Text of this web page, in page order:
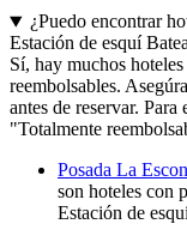
¿Puedo encontrar
Estación de esquí
Sí, hay muchos
reembolsables.
antes de reservar.
"Totalmente
Posada La
son hoteles con
Estación de